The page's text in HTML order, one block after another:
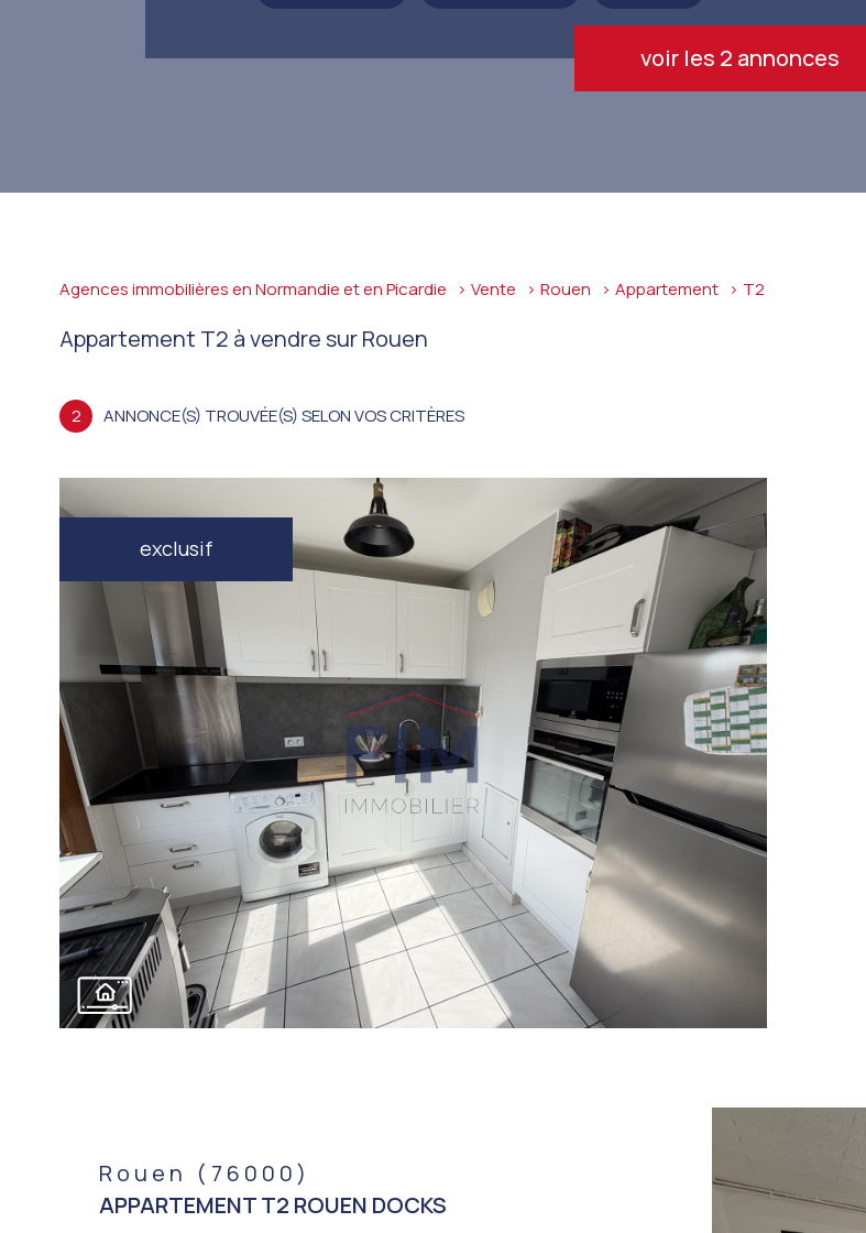
voir les 2 annonces
Agences immobilières en Normandie et en Picardie Vente Rouen Appartement t2
Appartement T2 à vendre sur Rouen
2 ANNONCE(S) TROUVÉE(S) SELON VOS CRITÈRES
exclusif
VOIR LE
BIEN
Rouen (76000)
APPARTEMENT T2 ROUEN DOCKS